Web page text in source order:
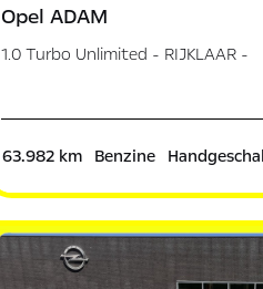
Opel ADAM
1.0 Turbo Unlimited - RIJKLAAR -
63.982 km Benzine